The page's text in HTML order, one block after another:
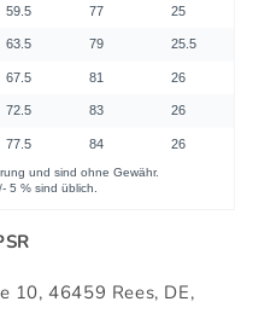
10, 46459 Rees, DE,